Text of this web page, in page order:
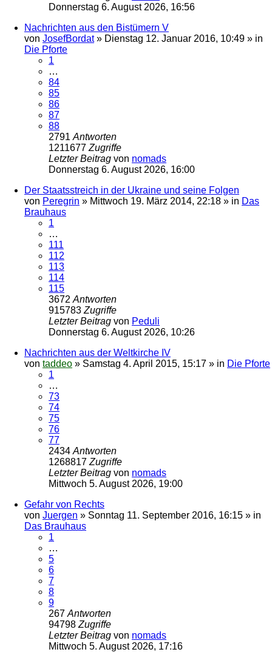
Donnerstag 6. August 2026, 16:56
Nachrichten aus den Bistümern V
von JosefBordat» Dienstag 12. Januar 2016, 10:49 » in
Die Pforte
1
…
84
85
86
87
88
2791 Antworten
1211677 Zugriffe
Letzter Beitrag von nomads
Donnerstag 6. August 2026, 16:00
Der Staatsstreich in der Ukraine und seine Folgen
von Peregrin » Mittwoch 19. März 2014, 22:18 » in Das
Brauhaus
1
…
111
112
113
114
115
3672 Antworten
915783 Zugriffe
Letzter Beitrag von Peduli
Donnerstag 6. August 2026, 10:26
Nachrichten aus der Weltkirche IV
von taddeo » Samstag 4. April 2015, 15:17 » in Die Pforte
1
…
73
74
75
76
77
2434 Antworten
1268817 Zugriffe
Letzter Beitrag von nomads
Mittwoch 5. August 2026, 19:00
Gefahr von Rechts
von Juergen » Sonntag 11. September 2016, 16:15 » in
Das Brauhaus
1
…
5
6
7
8
9
267 Antworten
94798 Zugriffe
Letzter Beitrag von nomads
Mittwoch 5. August 2026, 17:16